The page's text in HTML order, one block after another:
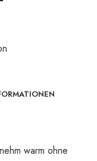
warm ohne